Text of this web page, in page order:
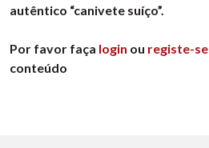
autêntico “canivete suíço”.
Por favor faça login ou registe-se
conteúdo